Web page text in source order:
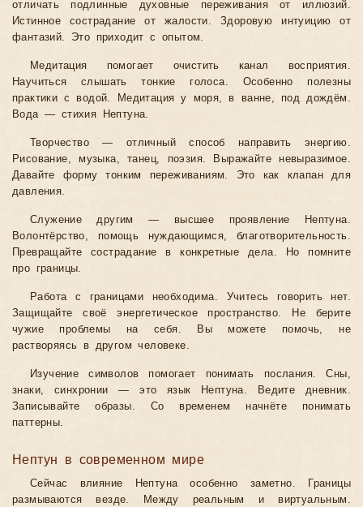
отличать подлинные духовные переживания от иллюзий.
Истинное сострадание от жалости. Здоровую интуицию от
фантазий. Это приходит с опытом.
Медитация помогает очистить канал восприятия.
Научиться слышать тонкие голоса. Особенно полезны
практики с водой. Медитация у моря, в ванне, под дождём.
Вода — стихия Нептуна.
Творчество — отличный способ направить энергию.
Рисование, музыка, танец, поэзия. Выражайте невыразимое.
Давайте форму тонким переживаниям. Это как клапан для
давления.
Служение другим — высшее проявление Нептуна.
Волонтёрство, помощь нуждающимся, благотворительность.
Превращайте сострадание в конкретные дела. Но помните
про границы.
Работа с границами необходима. Учитесь говорить нет.
Защищайте своё энергетическое пространство. Не берите
чужие проблемы на себя. Вы можете помочь, не
растворяясь в другом человеке.
Изучение символов помогает понимать послания. Сны,
знаки, синхронии — это язык Нептуна. Ведите дневник.
Записывайте образы. Со временем начнёте понимать
паттерны.
Нептун в современном мире
Сейчас влияние Нептуна особенно заметно. Границы
размываются везде. Между реальным и виртуальным.